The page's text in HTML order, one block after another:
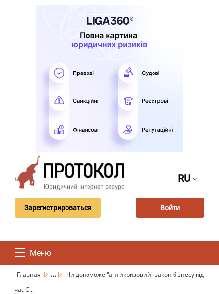
RU
Зарегистрироваться Войти
Меню
Главная ...
Чи допоможе "антикризовий" закон бізнесу під
час C...